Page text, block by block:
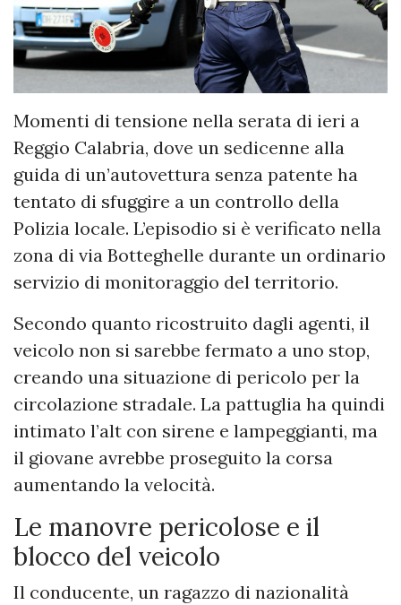
Momenti di tensione nella serata di ieri a
Reggio Calabria, dove un sedicenne alla
guida di un’autovettura senza patente ha
tentato di sfuggire a un controllo della
Polizia locale. L’episodio si è verificato nella
zona di via Botteghelle durante un ordinario
servizio di monitoraggio del territorio.
Secondo quanto ricostruito dagli agenti, il
veicolo non si sarebbe fermato a uno stop,
creando una situazione di pericolo per la
circolazione stradale. La pattuglia ha quindi
intimato l’alt con sirene e lampeggianti, ma
il giovane avrebbe proseguito la corsa
aumentando la velocità.
Le manovre pericolose e il
blocco del veicolo
Il conducente, un ragazzo di nazionalità